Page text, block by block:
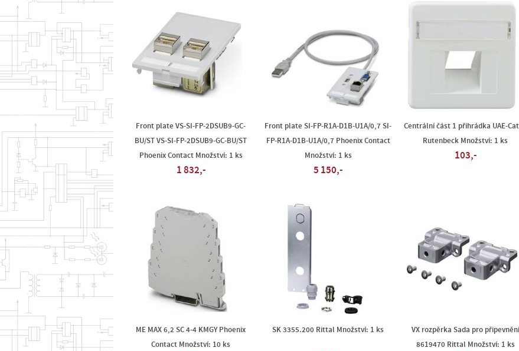
Front plate VS-SI-FP-2DSUB9-GC-
BU/ST VS-SI-FP-2DSUB9-GC-BU/ST
Phoenix Contact Množství: 1 ks
1 832,-
Front plate SI-FP-R1A-D1B-U1A/0,7 SI-
FP-R1A-D1B-U1A/0,7 Phoenix Contact
Množství: 1 ks
5 150,-
Centrální část 1 přihrádka UAE-
Rutenbeck Množství: 1 ks
103,-
ME MAX 6,2 SC 4-4 KMGY Phoenix
Contact Množství: 10 ks
SK 3355.200 Rittal Množství: 1 ks
VX rozpěrka Sada pro připevnění
8619470 Rittal Množství: 1 ks